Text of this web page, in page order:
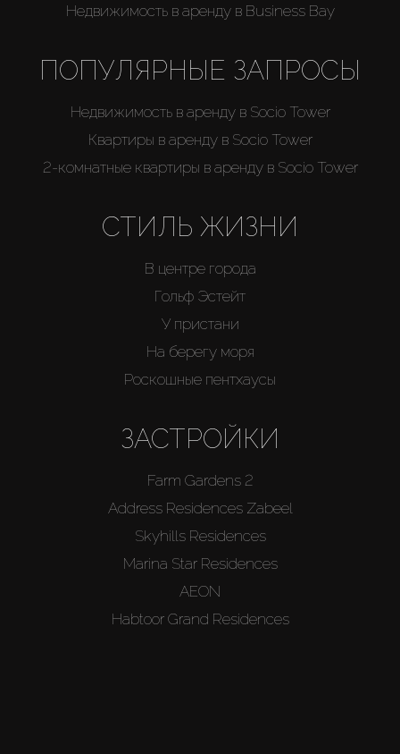
Недвижимость в аренду в Business Bay
ПОПУЛЯРНЫЕ ЗАПРОСЫ
Недвижимость в аренду в Socio Tower
Квартиры в аренду в Socio Tower
2-комнатные квартиры в аренду в Socio Tower
СТИЛЬ ЖИЗНИ
В центре города
Гольф Эстейт
У пристани
На берегу моря
Роскошные пентхаусы
ЗАСТРОЙКИ
Farm Gardens 2
Address Residences Zabeel
Skyhills Residences
Marina Star Residences
AEON
Habtoor Grand Residences